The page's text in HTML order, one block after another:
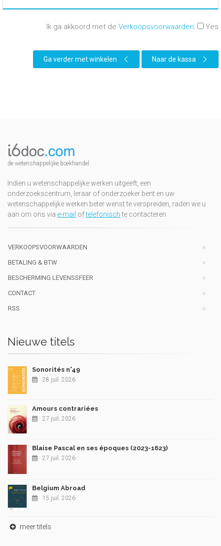
Ik ga akkoord met de Verkoopsvoorwaarden: Yes
Ga verder met winkelen Naar de kassa
de wetenshappelijke boekhandel
Indien u wetenschappelijke werken uitgeeft, een
onderzoekscentrum, leraar of onderzoeker bent en uw
wetenschappelijke werken beter wenst te verspreiden, raden we u
aan om ons via e-mail oftelefonischte contacteren
VERKOOPSVOORWAARDEN
BETALING & BTW
BESCHERMING LEVENSSFEER
CONTACT
RSS
Nieuwe titels
Sonorités n°49
28 juil. 2026
Amours contrariées
27 juil. 2026
Blaise Pascal en ses époques (2023-1623)
27 juil. 2026
Belgium Abroad
15 juil. 2026
meer titels